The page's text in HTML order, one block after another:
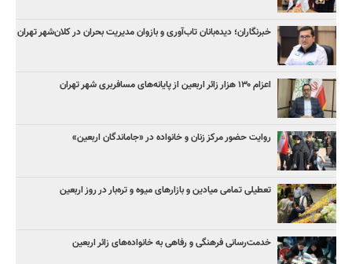
خبرنگاران؛ دیده‌بانان تاب‌آوری و بازوان مدیریت بحران در کلان‌شهر تهران
اعزام ۱۳۰ هزار زائر اربعین از پایانه‌های مسافربری شهر تهران
روایت حضور مرکز زنان و خانواده در «جاماندگان اربعین»
تعطیلی تمامی میادین و بازارهای میوه و تره‌بار در روز اربعین
خدمت‌رسانی فرهنگی و رفاهی به خانواده‌های زائر اربعین